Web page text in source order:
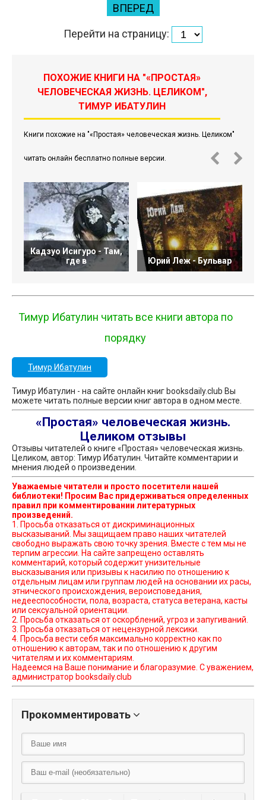
ВПЕРЕД
Перейти на страницу:
ПОХОЖИЕ КНИГИ НА "«ПРОСТАЯ»
ЧЕЛОВЕЧЕСКАЯ ЖИЗНЬ. ЦЕЛИКОМ",
ТИМУР ИБАТУЛИН
Книги похожие на "«Простая» человеческая жизнь. Целиком"
читать онлайн бесплатно полные версии.
Кадзуо Исигуро - Там,
где в
Юрий Леж - Бульвар
Тимур Ибатулин читать все книги автора по
порядку
Тимур Ибатулин
Тимур Ибатулин - на сайте онлайн книг booksdaily.club Вы
можете читать полные версии книг автора в одном месте.
«Простая» человеческая жизнь.
Целиком отзывы
Отзывы читателей о книге «Простая» человеческая жизнь.
Целиком, автор: Тимур Ибатулин. Читайте комментарии и
мнения людей о произведении.
Уважаемые читатели и просто посетители нашей
библиотеки! Просим Вас придерживаться определенных
правил при комментировании литературных
произведений.
1. Просьба отказаться от дискриминационных
высказываний. Мы защищаем право наших читателей
свободно выражать свою точку зрения. Вместе с тем мы не
терпим агрессии. На сайте запрещено оставлять
комментарий, который содержит унизительные
высказывания или призывы к насилию по отношению к
отдельным лицам или группам людей на основании их расы,
этнического происхождения, вероисповедания,
недееспособности, пола, возраста, статуса ветерана, касты
или сексуальной ориентации.
2. Просьба отказаться от оскорблений, угроз и запугиваний.
3. Просьба отказаться от нецензурной лексики.
4. Просьба вести себя максимально корректно как по
отношению к авторам, так и по отношению к другим
читателям и их комментариям.
Надеемся на Ваше понимание и благоразумие. С уважением,
администратор booksdaily.club
Прокомментировать